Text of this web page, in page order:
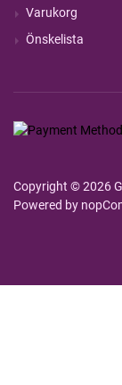
Varukorg
Önskelista
Copyright © 2026
Powered by